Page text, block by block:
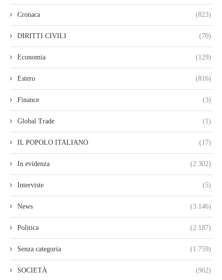
Cronaca (823)
DIRITTI CIVILI (70)
Economia (129)
Estero (816)
Finance (3)
Global Trade (1)
IL POPOLO ITALIANO (17)
In evidenza (2.302)
Interviste (5)
News (3.146)
Politica (2.187)
Senza categoria (1.759)
SOCIETÀ (962)